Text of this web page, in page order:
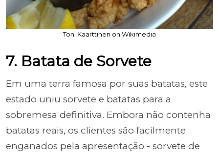
Toni Kaarttinen on Wikimedia
7. Batata de Sorvete
Em uma terra famosa por suas batatas, este
estado uniu sorvete e batatas para a
sobremesa definitiva. Embora não contenha
batatas reais, os clientes são facilmente
enganados pela apresentação - sorvete de